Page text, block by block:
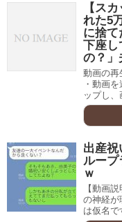
【ス
れた5
に捨
下座し
の？」
動画の再
・動画
ップし、
出産祝
ループ
ｗ
【動画
の神経
は仮名で